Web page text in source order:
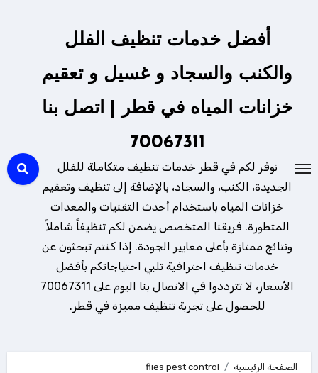
أفضل خدمات تنظيف الفلل
والكنب والسجاد و غسيل و تعقيم
خزانات المياه في قطر | اتصل بنا
70067311
نوفر لكم في قطر خدمات تنظيف متكاملة للفلل
الجديدة، الكنب، والسجاد، بالإضافة إلى تنظيف وتعقيم
خزانات المياه باستخدام أحدث التقنيات والمعدات
المتطورة. فريقنا المتخصص يضمن لكم تنظيفاً شاملاً
ونتائج ممتازة بأعلى معايير الجودة. إذا كنتم تبحثون عن
خدمات تنظيف احترافية تلبي احتياجاتكم بأفضل
الأسعار، لا تترددوا في الاتصال بنا اليوم على 70067311
للحصول على تجربة تنظيف مميزة في قطر.
الصفحة الرئيسية flies pest control